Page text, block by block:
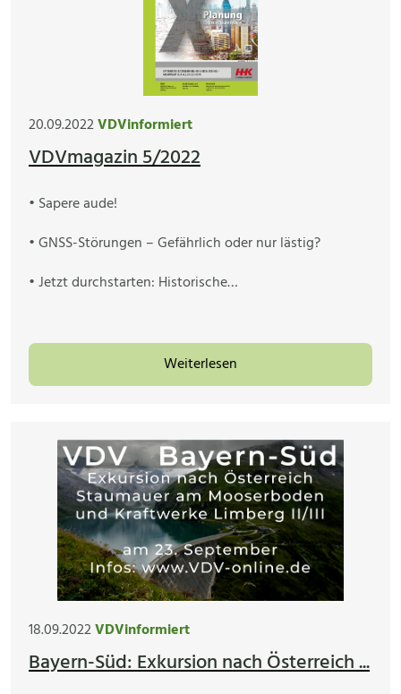
20.09.2022VDVinformiert
VDVmagazin 5/2022
• Sapere aude!
• GNSS-Störungen – Gefährlich oder nur lästig?
• Jetzt durchstarten: Historische…
Weiterlesen
18.09.2022VDVinformiert
Bayern-Süd: Exkursion nach Österreich ...